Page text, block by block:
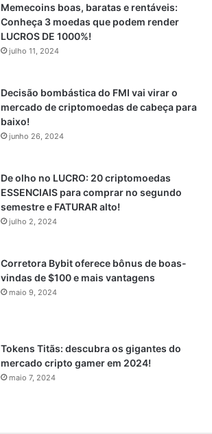
Memecoins boas, baratas e rentáveis:
Conheça 3 moedas que podem render
LUCROS DE 1000%!
julho 11, 2024
Decisão bombástica do FMI vai virar o
mercado de criptomoedas de cabeça para
baixo!
junho 26, 2024
De olho no LUCRO: 20 criptomoedas
ESSENCIAIS para comprar no segundo
semestre e FATURAR alto!
julho 2, 2024
Corretora Bybit oferece bônus de boas-
vindas de $100 e mais vantagens
maio 9, 2024
Tokens Titãs: descubra os gigantes do
mercado cripto gamer em 2024!
maio 7, 2024